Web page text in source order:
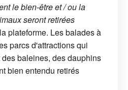
le bien-être et / ou la
seront retirées
plateforme. Les balades à
parcs d'attractions qui
baleines, des dauphins
bien entendu retirés